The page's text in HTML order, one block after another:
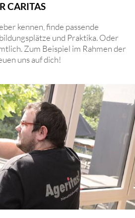
CARITAS
kennen, finde passende
und Praktika. Oder
Zum Beispiel im Rahmen der
uns auf dich!